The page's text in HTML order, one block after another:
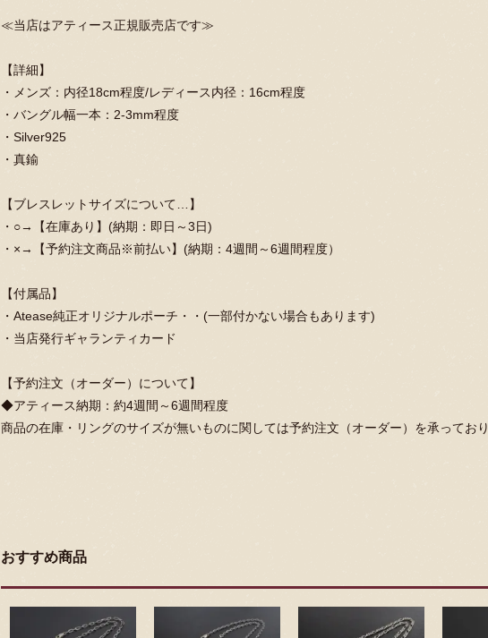
≪当店はアティース正規販売店です≫
【詳細】
・メンズ：内径18cm程度/レディース内径：16cm程度
・バングル幅一本：2-3mm程度
・Silver925
・真鍮
【ブレスレットサイズについて…】
・○→【在庫あり】(納期：即日～3日)
・×→【予約注文商品※前払い】(納期：4週間～6週間程度）
【付属品】
・Atease純正オリジナルポーチ・・(一部付かない場合もあります)
・当店発行ギャランティカード
【予約注文（オーダー）について】
◆アティース納期：約4週間～6週間程度
商品の在庫・リングのサイズが無いものに関しては予約注文（オーダー）を承ってお
おすすめ商品